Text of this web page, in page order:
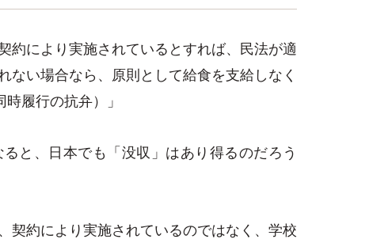
約により実施されているとすれば、民法が適
い場合なら、原則として給食を支給しなく
履行の抗弁）」
と、日本でも「没収」はあり得るのだろう
契約により実施されているのではなく、学校